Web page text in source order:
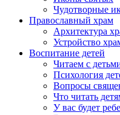
Чудотворные
Православный храм
Архитектура
Устройство
Воспитание детей
Читаем с
Психология
Вопросы
Что читать
У вас будет